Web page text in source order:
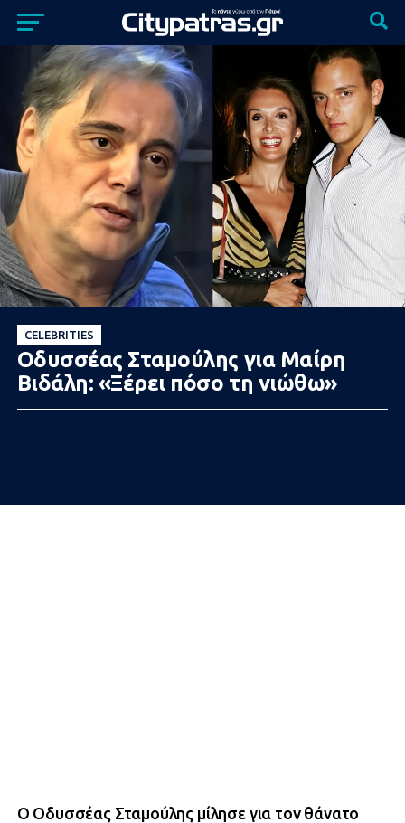
CELEBRITIES
Οδυσσέας Σταμούλης για Μαίρη
Βιδάλη: «Ξέρει πόσο τη νιώθω»
Ο Οδυσσέας Σταμούλης μίλησε για τον θάνατο